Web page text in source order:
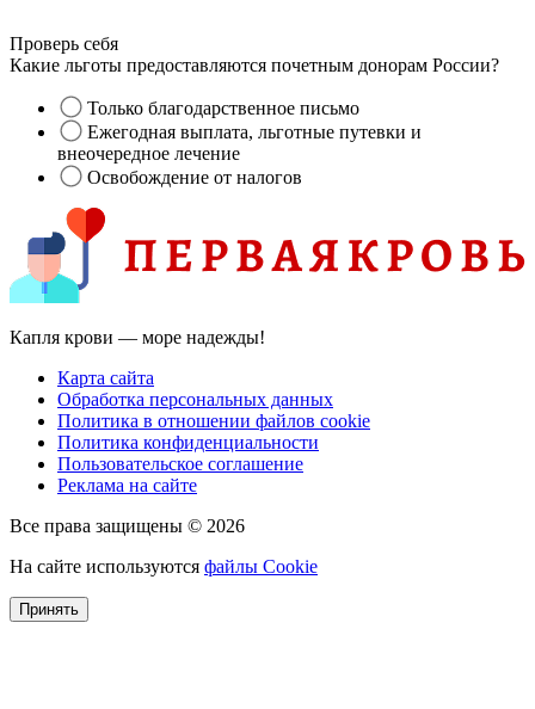
Проверь себя
Какие льготы предоставляются почетным донорам России?
Только благодарственное письмо
Ежегодная выплата, льготные путевки и
внеочередное лечение
Освобождение от налогов
Капля крови — море надежды!
Карта сайта
Обработка персональных данных
Политика в отношении файлов cookie
Политика конфиденциальности
Пользовательское соглашение
Реклама на сайте
Все права защищены © 2026
На сайте используются файлы Cookie
Принять